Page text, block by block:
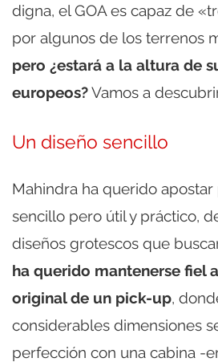
digna, el GOA es capaz de
por algunos de los terrenos
pero ¿estará a la altura de
europeos?Vamos a
Un diseño sencillo
Mahindra ha querido
sencillo pero útil y práctico,
diseños grotescos que
ha querido mantenerse fiel
original de un pick-up,
considerables dimensiones
perfección con una cabina -